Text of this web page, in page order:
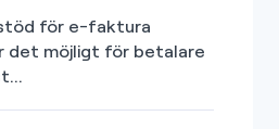
för e-faktura
det möjligt för betalare